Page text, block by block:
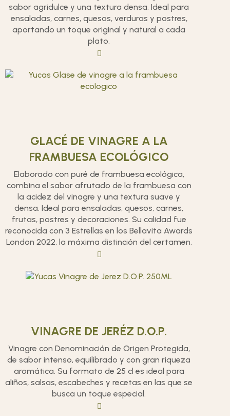
sabor agridulce y una textura densa. Ideal para
ensaladas, carnes, quesos, verduras y postres,
aportando un toque original y natural a cada
plato.
GLACÉ DE VINAGRE A LA
FRAMBUESA ECOLÓGICO
Elaborado con puré de frambuesa ecológica,
combina el sabor afrutado de la frambuesa con
la acidez del vinagre y una textura suave y
densa. Ideal para ensaladas, quesos, carnes,
frutas, postres y decoraciones. Su calidad fue
reconocida con 3 Estrellas en los Bellavita Awards
London 2022, la máxima distinción del certamen.
VINAGRE DE JERÉZ D.O.P.
Vinagre con Denominación de Origen Protegida,
de sabor intenso, equilibrado y con gran riqueza
aromática. Su formato de 25 cl es ideal para
aliños, salsas, escabeches y recetas en las que se
busca un toque especial.